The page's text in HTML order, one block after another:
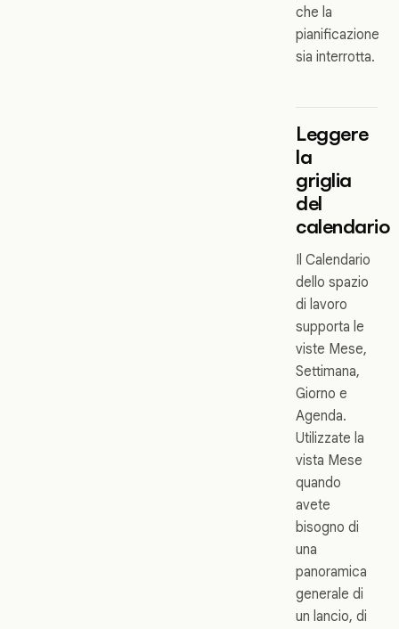
che la
pianificazione
sia interrotta.
Leggere
la
griglia
del
calendario
Il Calendario
dello spazio
di lavoro
supporta le
viste Mese,
Settimana,
Giorno e
Agenda.
Utilizzate la
vista Mese
quando
avete
bisogno di
una
panoramica
generale di
un lancio, di